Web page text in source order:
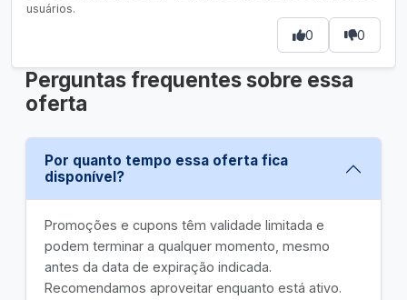
usuários.
0 0
Perguntas frequentes sobre essa
oferta
Por quanto tempo essa oferta fica
disponível?
Promoções e cupons têm validade limitada e
podem terminar a qualquer momento, mesmo
antes da data de expiração indicada.
Recomendamos aproveitar enquanto está ativo.